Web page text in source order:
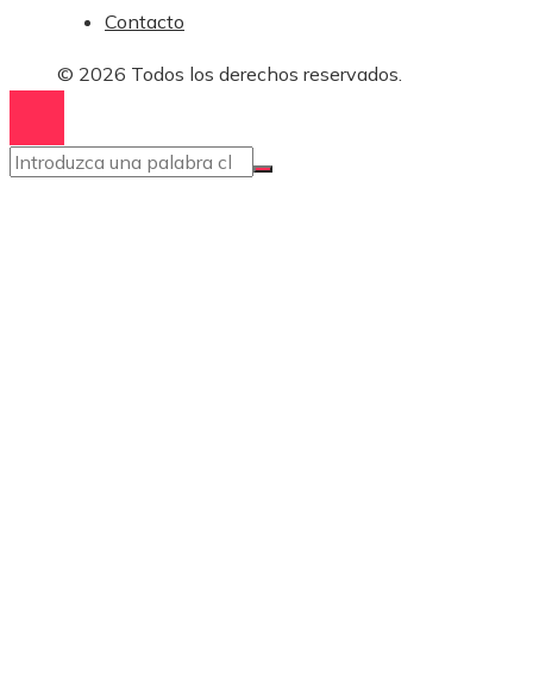
Contacto
© 2026 Todos los derechos reservados.